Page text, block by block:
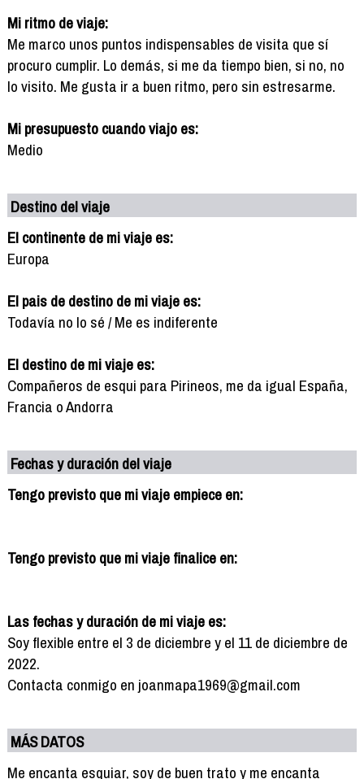
Mi ritmo de viaje:
Me marco unos puntos indispensables de visita que sí
procuro cumplir. Lo demás, si me da tiempo bien, si no, no
lo visito. Me gusta ir a buen ritmo, pero sin estresarme.
Mi presupuesto cuando viajo es:
Medio
Destino del viaje
El continente de mi viaje es:
Europa
El pais de destino de mi viaje es:
Todavía no lo sé / Me es indiferente
El destino de mi viaje es:
Compañeros de esqui para Pirineos, me da igual España,
Francia o Andorra
Fechas y duración del viaje
Tengo previsto que mi viaje empiece en:
Tengo previsto que mi viaje finalice en:
Las fechas y duración de mi viaje es:
Soy flexible entre el 3 de diciembre y el 11 de diciembre de
2022.
Contacta conmigo en joanmapa1969@gmail.com
MÁS DATOS
Me encanta esquiar, soy de buen trato y me encanta